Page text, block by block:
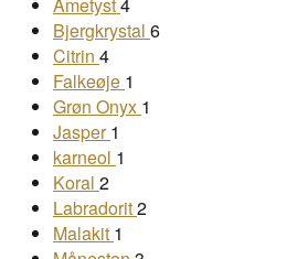
Ametyst4
Bjergkrystal 6
Citrin 4
Falkeøje 1
Grøn Onyx 1
Jasper1
karneol 1
Koral 2
Labradorit2
Malakit 1